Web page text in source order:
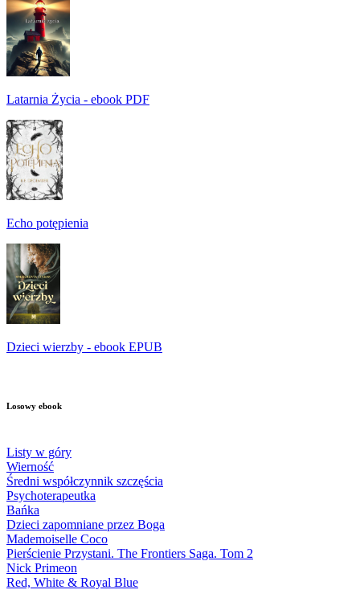
Latarnia Życia - ebook PDF
Echo potępienia
Dzieci wierzby - ebook EPUB
Losowy ebook
Listy w góry
Wierność
Średni współczynnik szczęścia
Psychoterapeutka
Bańka
Dzieci zapomniane przez Boga
Mademoiselle Coco
Pierścienie Przystani. The Frontiers Saga. Tom 2
Nick Primeon
Red, White & Royal Blue